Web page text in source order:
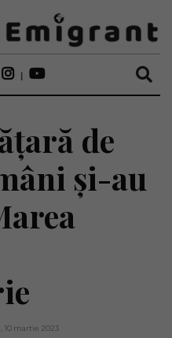
de
și-au
10 martie 2023